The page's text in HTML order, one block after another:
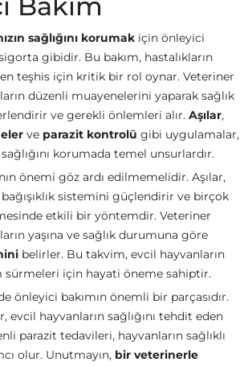
sağlığını korumak için önleyici
gibidir. Bu bakım, hastalıkların
teşhis için kritik bir rol oynar. Veteriner
düzenli muayenelerini yaparak sağlık
ve gerekli önlemleri alır. Aşılar,
ve parazit kontrolü gibi uygulamalar,
korumada temel unsurlardır.
önemi göz ardı edilmemelidir. Aşılar,
sistemini güçlendirir ve birçok
etkili bir yöntemdir. Veteriner
yaşına ve sağlık durumuna göre
belirler. Bu takvim, evcil hayvanların
sürmeleri için hayati öneme sahiptir.
önleyici bakımın önemli bir parçasıdır.
evcil hayvanların sağlığını tehdit eden
parazit tedavileri, hayvanların sağlıklı
olur. Unutmayın, bir veterinerle